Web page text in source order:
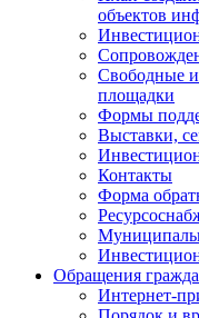
объектов
Свободные
площадки
Формы
Выставки,
Контакты
Форма
Обращения
Интернет-